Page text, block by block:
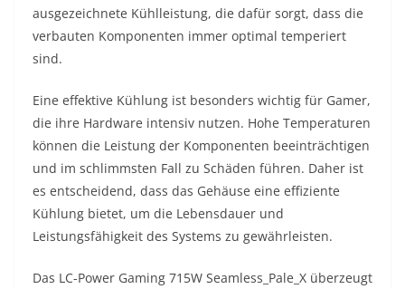
ausgezeichnete Kühlleistung, die dafür sorgt, dass die
verbauten Komponenten immer optimal temperiert
sind.
Eine effektive Kühlung ist besonders wichtig für Gamer,
die ihre Hardware intensiv nutzen. Hohe Temperaturen
können die Leistung der Komponenten beeinträchtigen
und im schlimmsten Fall zu Schäden führen. Daher ist
es entscheidend, dass das Gehäuse eine effiziente
Kühlung bietet, um die Lebensdauer und
Leistungsfähigkeit des Systems zu gewährleisten.
Das LC-Power Gaming 715W Seamless_Pale_X überzeugt